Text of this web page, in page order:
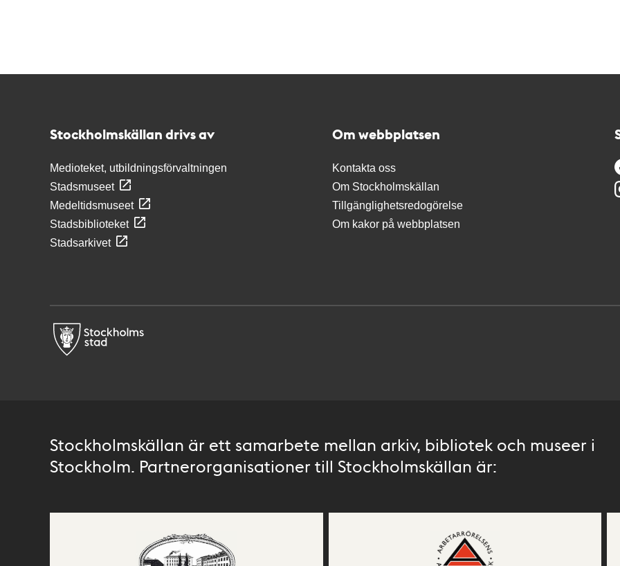
Stockholmskällan drivs av
Medioteket, utbildningsförvaltningen
Stadsmuseet
Medeltidsmuseet
Stadsbiblioteket
Stadsarkivet
Om webbplatsen
Kontakta oss
Om Stockholmskällan
Tillgänglighetsredogörelse
Om kakor på webbplatsen
Stockholmskällan är ett samarbete mellan arkiv, bibliotek och museer i
Stockholm. Partnerorganisationer till Stockholmskällan är: